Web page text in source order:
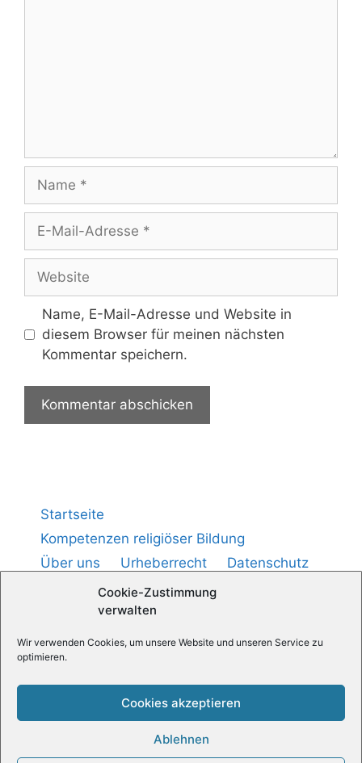
Cookie-Zustimmung
verwalten
Wir verwenden Cookies, um unsere Website und unseren Service zu
optimieren.
Cookies akzeptieren
Ablehnen
Name, E-Mail-Adresse und Website in
diesem Browser für meinen nächsten
Kommentar speichern.
Startseite
Kompetenzen religiöser Bildung
Über uns
Urheberrecht
Datenschutz
Impressum
Cookie-Richtlinie (
Medienpädagogik — Praxis
Religionspädagogische News